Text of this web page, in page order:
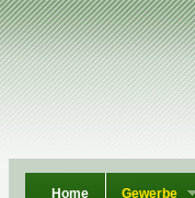
Home Gewerbe